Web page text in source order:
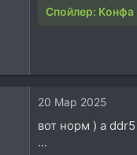
Спойлер: Конфа
20 Мар 2025
вот норм ) а
...